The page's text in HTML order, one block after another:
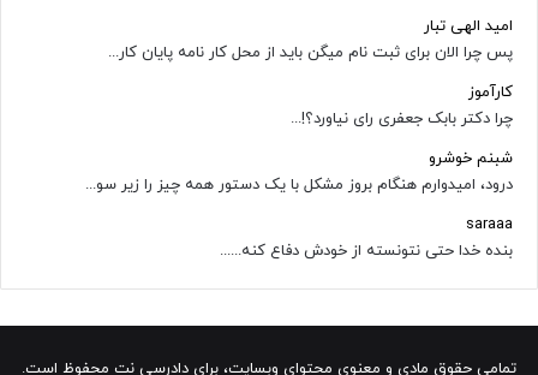
امید الهی تبار
پس چرا الان برای ثبت نام میگن باید از محل کار نامه پایان کار...
کارآموز
چرا دکتر بابک جعفری رای نیاورد؟!...
شبنم خوشرو
درود، امیدوارم هنگام بروز مشکل با یک دستور همه چیز را زیر سو...
saraaa
بنده خدا حتی نتونسته از خودش دفاع کنه......
تمامی حقوق مادی و معنوی محتوای وبسایت، برای دادرسی نت محفوظ است.